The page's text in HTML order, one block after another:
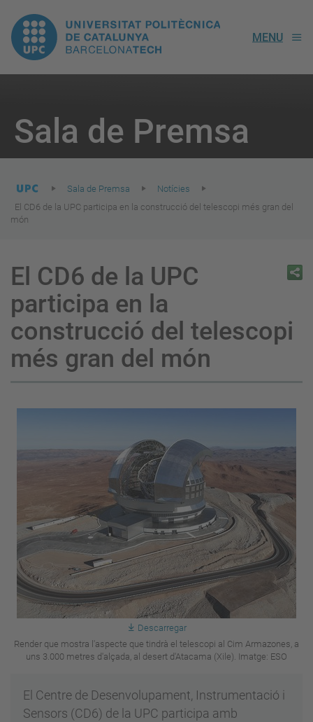
UPC.
Universitat
de
Catalunya
MENU
Sala de Premsa
here:
Sala de Premsa
Notícies
El CD6 de la UPC participa en la construcció del telescopi més gran del
món
El CD6 de la UPC
participa en la
construcció del telescopi
més gran del món
Descarregar
Render que mostra l'aspecte que tindrà el telescopi al Cim Armazones, a
uns 3.000 metres d'alçada, al desert d'Atacama (Xile). Imatge: ESO
El Centre de Desenvolupament, Instrumentació i
Sensors (CD6) de la UPC participa amb